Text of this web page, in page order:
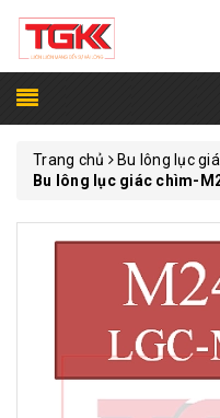
Trang chủ
Bu lông lục
Bu lông lục giác chìm-